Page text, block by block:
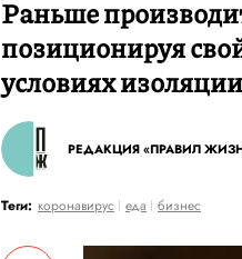
Раньше
позиционируя
условиях
РЕДАКЦИЯ «ПРАВИЛ
Теги: коронавирус еда бизнес